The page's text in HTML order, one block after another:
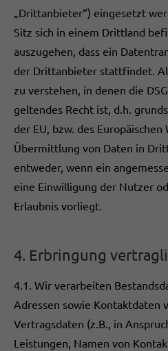
„Drittanbieter“) eingesetzt
Sitz sich in einem Drittland
auszugehen, dass ein
der Drittanbieter stattfindet.
zu verstehen, in denen die
geltendes Recht ist, d.h.
der EU, bzw. des
Übermittlung von Daten in
entweder, wenn ein
eine Einwilligung der Nutzer
Erlaubnis vorliegt.
4. Erbringung
4.1. Wir verarbeiten
Adressen sowie Kontaktdaten
Vertragsdaten (z.B., in
Leistungen, Namen von